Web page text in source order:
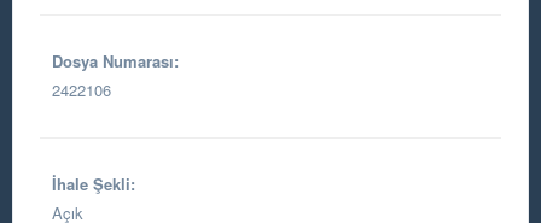
Dosya Numarası:
2422106
İhale Şekli:
Açık